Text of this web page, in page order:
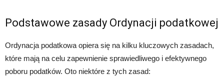
Podstawowe zasady Ordynacji podatkowej
Ordynacja podatkowa opiera się na kilku kluczowych zasadach,
które mają na celu zapewnienie sprawiedliwego i efektywnego
poboru podatków. Oto niektóre z tych zasad: